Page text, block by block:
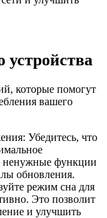
устройства
которые помогут
вашего
Убедитесь, что
ненужные функции
обновления.
режим сна для
Это позволит
и улучшить